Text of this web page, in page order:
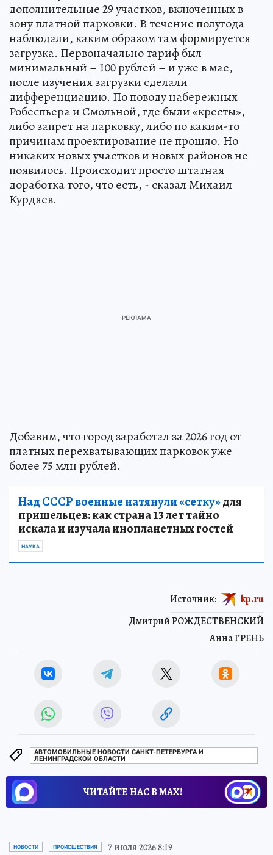
дополнительные 29 участков, включенных в
зону платной парковки. В течение полугода
наблюдали, каким образом там формируется
загрузка. Первоначально тариф был
минимальный – 100 рублей – и уже в мае,
после изучения загрузки сделали
дифференциацию. По поводу набережных
Робеспьера и Смольной, где были «кресты»,
либо запрет на парковку, либо по каким-то
причинам проектирование не прошло. Но
никаких новых участков и новых районов не
появилось. Происходит просто штатная
доработка того, что есть, - сказал Михаил
Курдяев.
Добавим, что город заработал за 2026 год от
платных перехватывающих парковок уже
более 75 млн рублей.
Над СССР военные натянули «сетку»для
пришельцев: как страна 13 лет тайно
искала и изучала инопланетных гостей
НАУКА
Дмитрий РОЖДЕСТВЕНСКИЙ
Анна ГРЕНЬ
Источник: kp.ru
АВТОМОБИЛЬНЫЕ НОВОСТИ САНКТ-ПЕТЕРБУРГА И
ЛЕНИНГРАДСКОЙ ОБЛАСТИ
ЧИТАЙТЕ НАС В МАХ!
НОВОСТИ ПРОИСШЕСТВИЯ 7 июля 2026 8:19